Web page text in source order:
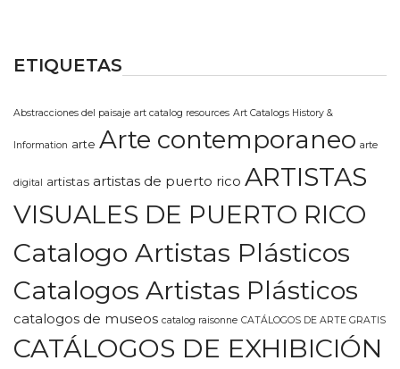
ETIQUETAS
Abstracciones del paisaje art catalog resources Art Catalogs History &
Information arte Arte contemporaneo arte
digital artistas artistas de puerto rico ARTISTAS
VISUALES DE PUERTO RICO
Catalogo Artistas Plásticos
Catalogos Artistas Plásticos
catalogos de museos catalog raisonne CATÁLOGOS DE ARTE GRATIS
CATÁLOGOS DE EXHIBICIÓN